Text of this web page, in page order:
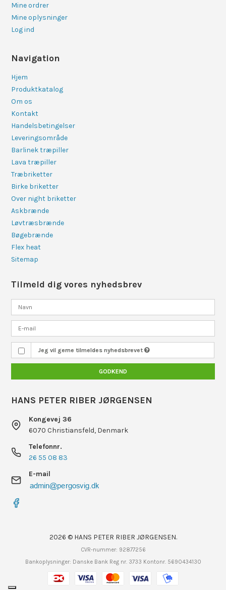
Mine ordrer
Mine oplysninger
Log ind
Navigation
Hjem
Produktkatalog
Om os
Kontakt
Handelsbetingelser
Leveringsområde
Barlinek træpiller
Lava træpiller
Træbriketter
Birke briketter
Over night briketter
Askbrænde
Løvtræsbrænde
Bøgebrænde
Flex heat
Sitemap
Tilmeld dig vores nyhedsbrev
Jeg vil gerne tilmeldes nyhedsbrevet
GODKEND
HANS PETER RIBER JØRGENSEN
Kongevej 36
6070 Christiansfeld, Denmark
Telefonnr.
26 55 08 83
E-mail
2026 © HANS PETER RIBER JØRGENSEN.
CVR-nummer: 92877256
Bankoplysninger: Danske Bank Reg nr. 3733 Kontonr. 5690434130